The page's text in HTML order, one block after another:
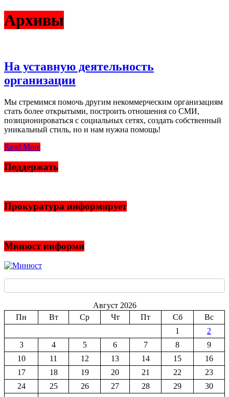
Архивы
На уставную деятельность
организации
Мы стремимся помочь другим некоммерческим организациям
стать более открытыми, построить отношения со СМИ,
позиционироваться с социальных сетях, создать собственный
уникальный стиль, но и нам нужна помощь!
Read More
Поддержать
Прокуратура информирует
Минюст информи
Август 2026
Пн
Вт Ср Чт Пт Сб
Вс
1
2
3
4 5 6 7 8
9
10
11 12 13 14 15
16
17
18 19 20 21 22
23
24
25 26 27 28 29
30